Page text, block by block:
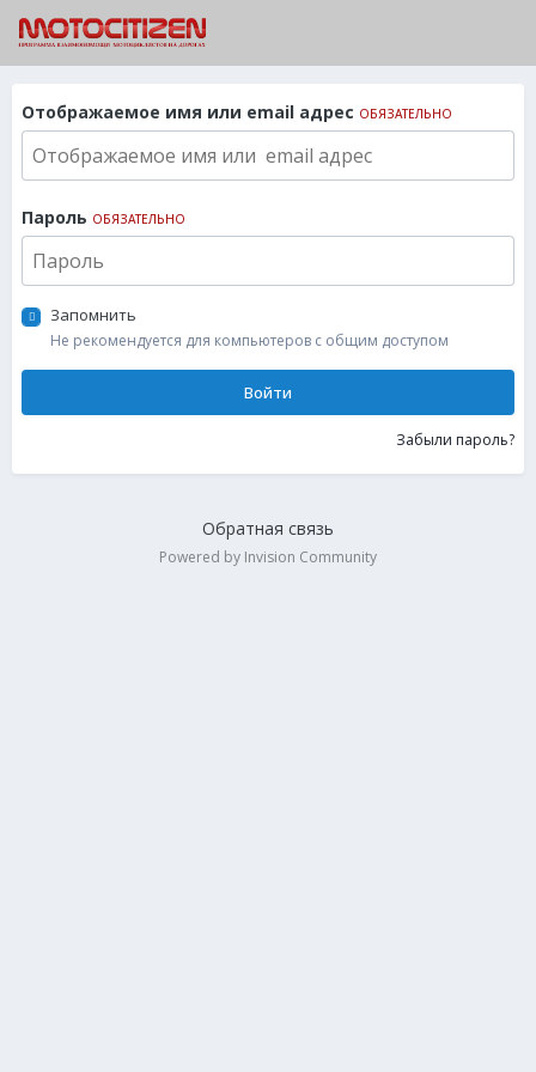
Отображаемое имя или email адрес ОБЯЗАТЕЛЬНО
Пароль ОБЯЗАТЕЛЬНО
Запомнить
Не рекомендуется для компьютеров с общим доступом
Войти
Забыли пароль?
Обратная связь
Powered by Invision Community